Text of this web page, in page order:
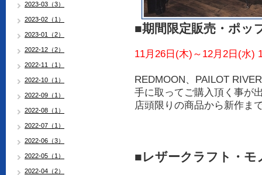
■期間限定販売・ポッ
11月26日(木)～12月2日(水)
REDMOON、PAILOT
手に取ってご購入頂く事が
店頭限りの商品から新作ま
■レザークラフト・モ
2023-03（3）
2023-02（1）
2023-01（2）
2022-12（2）
2022-11（1）
2022-10（1）
2022-09（1）
2022-08（1）
2022-07（1）
2022-06（3）
2022-05（1）
2022-04（2）